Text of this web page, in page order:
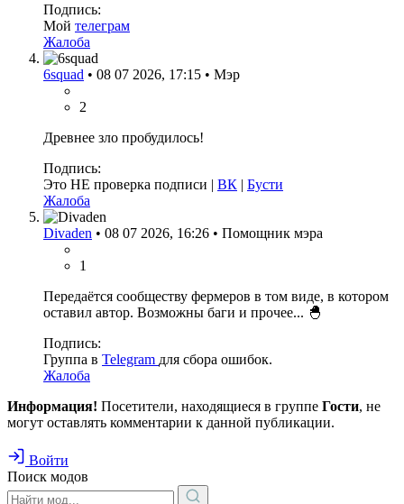
Подпись:
Мой телеграм
Жалоба
6squad • 08 07 2026, 17:15 • Мэр
2
Древнее зло пробудилось!
Подпись:
Это НЕ проверка подписи | ВК | Бусти
Жалоба
Divaden • 08 07 2026, 16:26 • Помощник мэра
1
Передаётся сообществу фермеров в том виде, в котором
оставил автор. Возможны баги и прочее... 🐣
Подпись:
Группа в Telegram для сбора ошибок.
Жалоба
Информация! Посетители, находящиеся в группе Гости, не
могут оставлять комментарии к данной публикации.
Войти
Поиск модов